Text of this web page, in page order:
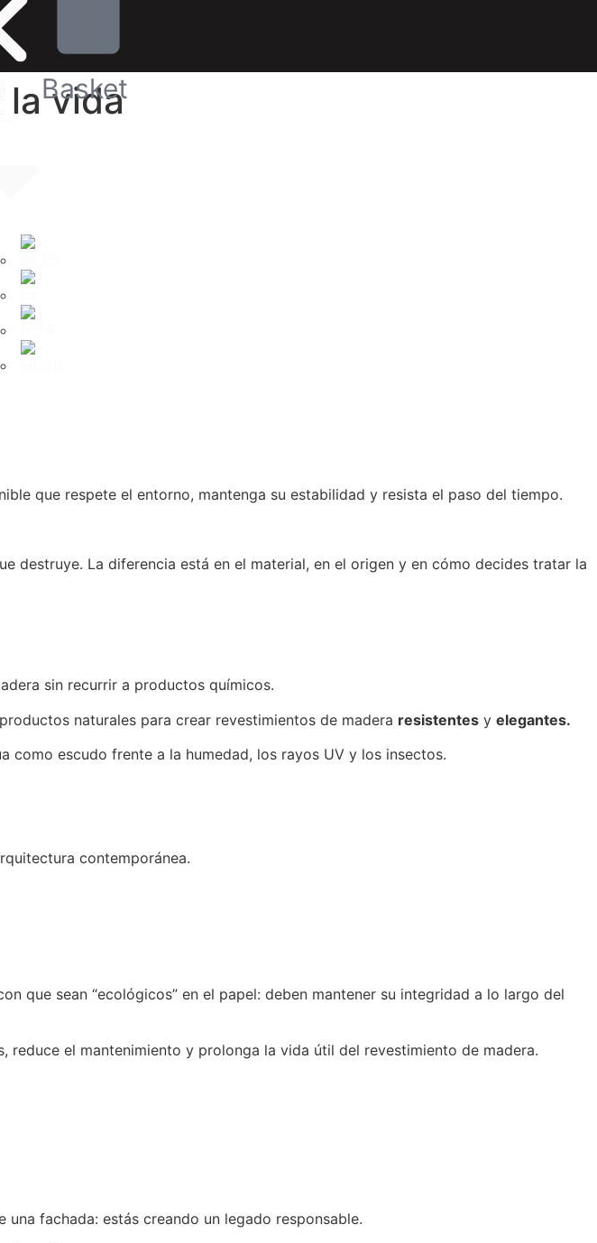
Basket
la vida
que respete el entorno, mantenga su estabilidad y resista el paso del tiempo.
destruye. La diferencia está en el material, en el origen y en cómo decides tratar la
sin recurrir a productos químicos.
naturales para crear revestimientos de madera resistentes y elegantes.
como escudo frente a la humedad, los rayos UV y los insectos.
contemporánea.
que sean “ecológicos” en el papel: deben mantener su integridad a lo largo del
el mantenimiento y prolonga la vida útil del revestimiento de madera.
fachada: estás creando un legado responsable.